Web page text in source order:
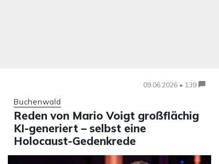
09.06.2026 • 139
Buchenwald
Reden von Mario Voigt großflächig
KI-generiert – selbst eine
Holocaust-Gedenkrede